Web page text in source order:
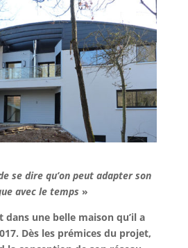
se dire qu’on peut adapter son
avec le temps »
une belle maison qu’il a
Dès les prémices du projet,